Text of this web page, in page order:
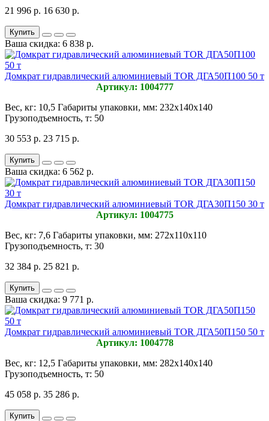
21 996 р. 16 630 р.
Купить
Ваша скидка: 6 838 р.
Домкрат гидравлический алюминиевый TOR ДГА50П100 50 т
Артикул: 1004777
Вес, кг: 10,5 Габариты упаковки, мм: 232х140х140
Грузоподъемность, т: 50
30 553 р. 23 715 р.
Купить
Ваша скидка: 6 562 р.
Домкрат гидравлический алюминиевый TOR ДГА30П150 30 т
Артикул: 1004775
Вес, кг: 7,6 Габариты упаковки, мм: 272х110х110
Грузоподъемность, т: 30
32 384 р. 25 821 р.
Купить
Ваша скидка: 9 771 р.
Домкрат гидравлический алюминиевый TOR ДГА50П150 50 т
Артикул: 1004778
Вес, кг: 12,5 Габариты упаковки, мм: 282х140х140
Грузоподъемность, т: 50
45 058 р. 35 286 р.
Купить